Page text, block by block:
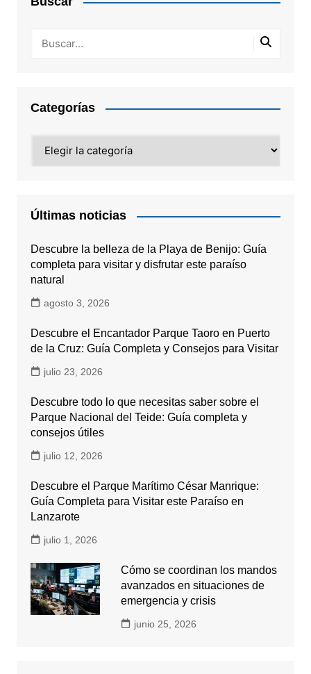
Categorías
Últimas noticias
Descubre la belleza de la Playa de Benijo: Guía
completa para visitar y disfrutar este paraíso
natural
agosto 3, 2026
Descubre el Encantador Parque Taoro en Puerto
de la Cruz: Guía Completa y Consejos para Visitar
julio 23, 2026
Descubre todo lo que necesitas saber sobre el
Parque Nacional del Teide: Guía completa y
consejos útiles
julio 12, 2026
Descubre el Parque Marítimo César Manrique:
Guía Completa para Visitar este Paraíso en
Lanzarote
julio 1, 2026
Cómo se coordinan los mandos
avanzados en situaciones de
emergencia y crisis
junio 25, 2026